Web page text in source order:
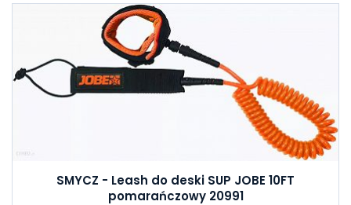
SMYCZ - Leash do deski SUP JOBE 10FT
pomarańczowy 20991